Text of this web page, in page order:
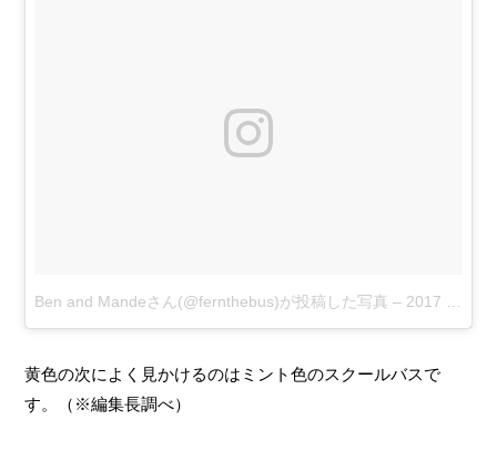
Ben and Mandeさん(@fernthebus)が投稿した写真 – 2017 1月 31 4:29午前 PST
黄色の次によく見かけるのはミント色のスクールバスで
す。（※編集長調べ）